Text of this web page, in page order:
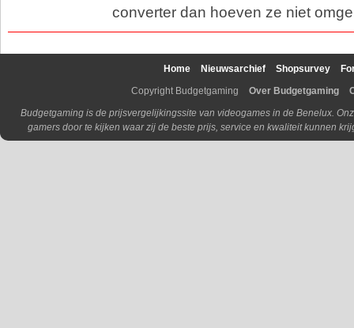
converter dan hoeven ze niet
Home Nieuwsarchief Shopsurvey
Copyright Budgetgaming
Over Budgetgaming
Budgetgaming is de prijsvergelijkingssite van videogames in de Benelux.
gamers door te kijken waar zij de beste prijs, service en kwaliteit kunnen